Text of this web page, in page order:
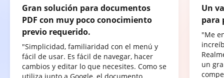
Gran solución para documentos
PDF con muy poco conocimiento
previo requerido.
"Simplicidad, familiaridad con el menú y
fácil de usar. Es fácil de navegar, hacer
cambios y editar lo que necesites. Como se
utiliza junto a Google, el documento
Un
para
"Me
un